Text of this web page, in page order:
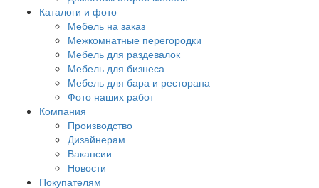
Каталоги и фото
Мебель на заказ
Межкомнатные перегородки
Мебель для раздевалок
Мебель для бизнеса
Мебель для бара и ресторана
Фото наших работ
Компания
Производство
Дизайнерам
Вакансии
Новости
Покупателям